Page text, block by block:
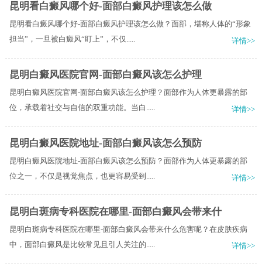
昆明看白癜风哪个好-面部白癜风护理该怎么做
昆明看白癜风哪个好-面部白癜风护理该怎么做？面部，堪称人体的“形象
担当”，一旦被白癜风“盯上”，不仅.....
详情>>
昆明白癜风医院官网-面部白癜风该怎么护理
昆明白癜风医院官网-面部白癜风该怎么护理？面部作为人体更暴露的部
位，承载着社交与自信的双重功能。当白.....
详情>>
昆明白癜风医院地址-面部白癜风该怎么预防
昆明白癜风医院地址-面部白癜风该怎么预防？面部作为人体更暴露的部
位之一，不仅是视觉焦点，也更容易受到.....
详情>>
昆明白斑病专科医院在哪里-面部白癜风会带来什
昆明白斑病专科医院在哪里-面部白癜风会带来什么危害呢？在皮肤疾病
中，面部白癜风是比较常见且引人关注的.....
详情>>